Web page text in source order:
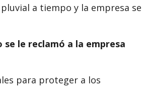
a tiempo y la empresa se
le reclamó a la empresa
para proteger a los